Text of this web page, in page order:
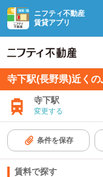
ニフティ不動産
賃貸アプリ
寺下駅(長野県)近く
寺下駅
変更する
条件を保存
賃料で探す